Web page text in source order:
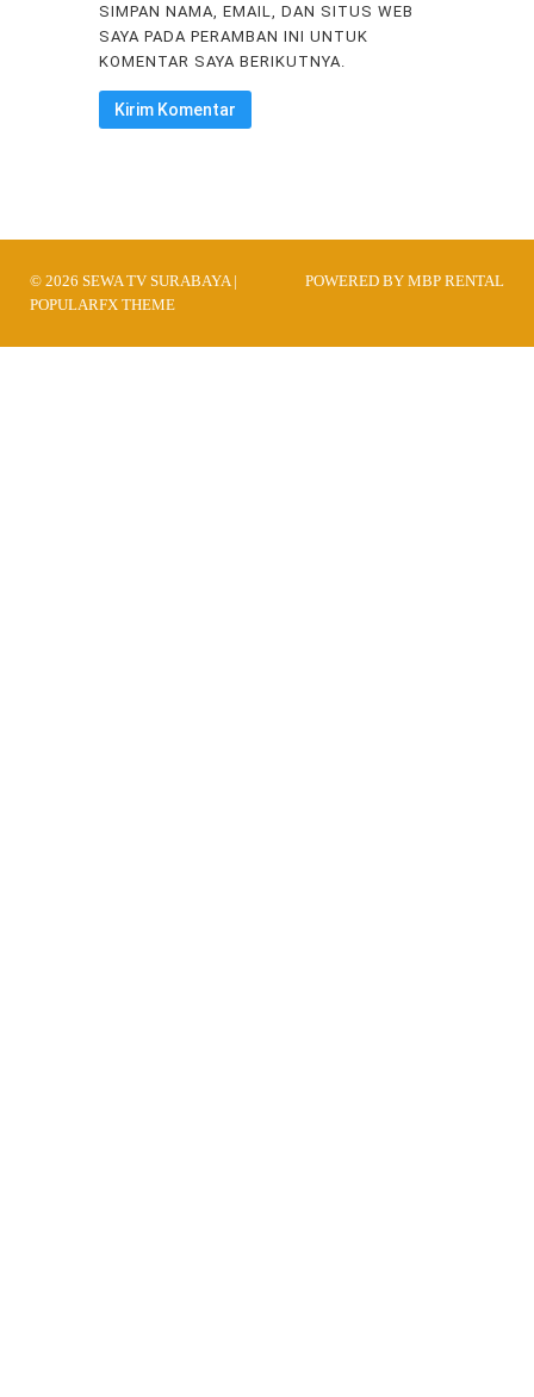
SIMPAN NAMA, EMAIL, DAN SITUS WEB
SAYA PADA PERAMBAN INI UNTUK
KOMENTAR SAYA BERIKUTNYA.
© 2026 SEWA TV SURABAYA |
POPULARFX THEME
POWERED BY MBP RENTAL